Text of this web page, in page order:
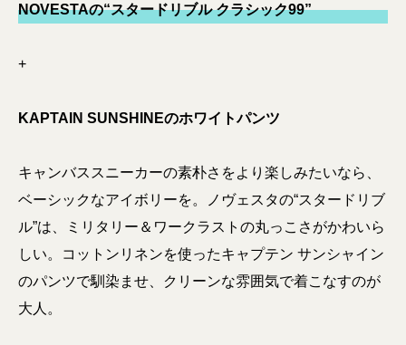
NOVESTAの“スタードリブル クラシック99”
+
KAPTAIN SUNSHINEのホワイトパンツ
キャンバススニーカーの素朴さをより楽しみたいなら、
ベーシックなアイボリーを。ノヴェスタの“スタードリブ
ル”は、ミリタリー＆ワークラストの丸っこさがかわいら
しい。コットンリネンを使ったキャプテン サンシャイン
のパンツで馴染ませ、クリーンな雰囲気で着こなすのが
大人。